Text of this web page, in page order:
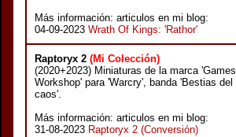
Más información: articulos en mi blog:
04-09-2023 Wrath Of Kings: 'Rathor'
Raptoryx 2 (Mi Colección)
(2020+2023) Miniaturas de la marca 'Games
Workshop' para 'Warcry', banda 'Bestias del
caos'.
Más información: articulos en mi blog:
31-08-2023 Raptoryx 2 (Conversión)